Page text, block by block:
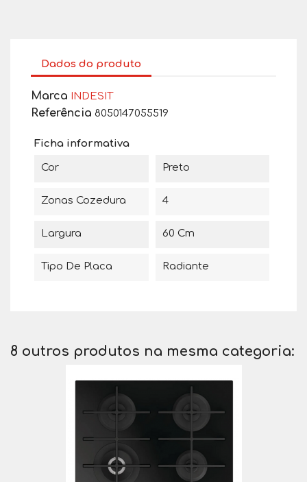
Dados do produto
Marca INDESIT
Referência 8050147055519
Ficha informativa
Cor Preto
Zonas Cozedura 4
Largura 60 Cm
Tipo De Placa Radiante
8 outros produtos na mesma categoria: